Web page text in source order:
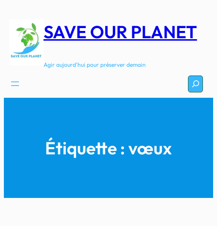
contenu
SAVE OUR PLANET
Agir aujourd'hui pour préserver demain
Étiquette : vœux